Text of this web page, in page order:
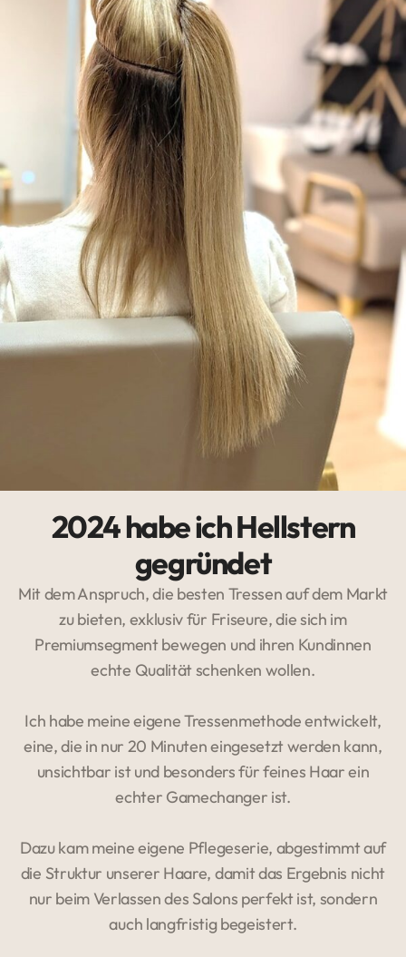
2024 habe ich Hellstern
gegründet
Mit dem Anspruch, die besten Tressen auf dem Markt
zu bieten, exklusiv für Friseure, die sich im
Premiumsegment bewegen und ihren Kundinnen
echte Qualität schenken wollen.
Ich habe meine eigene Tressenmethode entwickelt,
eine, die in nur 20 Minuten eingesetzt werden kann,
unsichtbar ist und besonders für feines Haar ein
echter Gamechanger ist.
Dazu kam meine eigene Pflegeserie, abgestimmt auf
die Struktur unserer Haare, damit das Ergebnis nicht
nur beim Verlassen des Salons perfekt ist, sondern
auch langfristig begeistert.